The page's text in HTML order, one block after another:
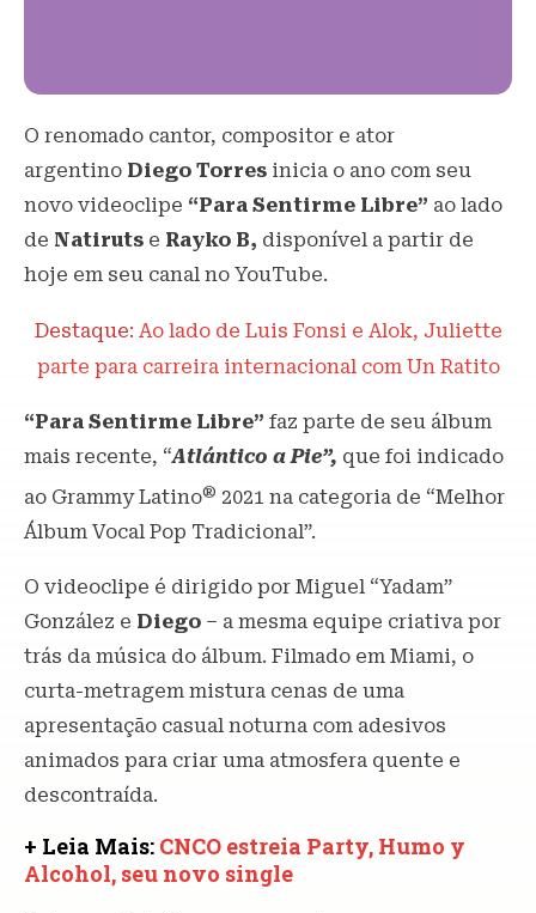
O renomado cantor, compositor e ator
argentino Diego Torres inicia o ano com seu
novo videoclipe “Para Sentirme Libre” ao lado
de Natiruts e Rayko B, disponível a partir de
hoje em seu canal no YouTube.
Destaque: Ao lado de Luis Fonsi e Alok, Juliette
parte para carreira internacional com Un Ratito
“Para Sentirme Libre” faz parte de seu álbum
mais recente, “Atlántico a Pie”, que foi indicado
ao Grammy Latino® 2021 na categoria de “Melhor
Álbum Vocal Pop Tradicional”.
O videoclipe é dirigido por Miguel “Yadam”
González e Diego – a mesma equipe criativa por
trás da música do álbum. Filmado em Miami, o
curta-metragem mistura cenas de uma
apresentação casual noturna com adesivos
animados para criar uma atmosfera quente e
descontraída.
+ Leia Mais: CNCO estreia Party, Humo y
Alcohol, seu novo single